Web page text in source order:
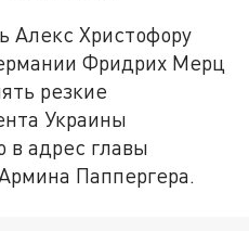
Алекс Христофору
Фридрих Мерц
резкие
Украины
в адрес главы
Паппергера.